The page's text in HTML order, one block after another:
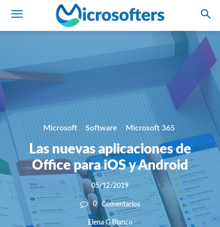
Microsoft Software Microsoft 365
Las nuevas aplicaciones de
Office para iOS y Android
05/12/2019
0 Comentarios
Elena G Blanco